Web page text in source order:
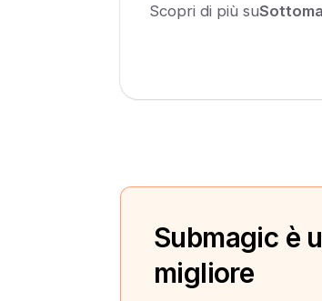
Scopri di più su
Submagic è
migliore